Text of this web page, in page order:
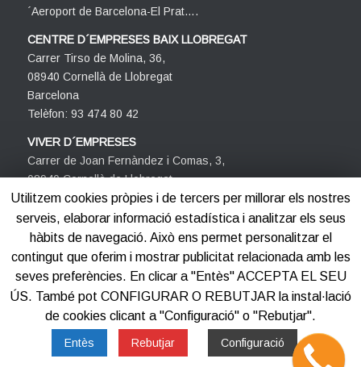
´Aeroport de Barcelona-El Prat….
CENTRE D´EMPRESES BAIX LLOBREGAT
Carrer Tirso de Molina, 36,
08940 Cornellà de Llobregat
Barcelona
Telèfon: 93 474 80 42
VIVER D´EMPRESES
Carrer de Joan Fernàndez i Comas, 3,
08940 Cornellà de Llobregat
Barcelona
Telèfon: 93 474 80 42
©2012-2025 Centre d'Empreses PROCORNELLÀ
Utilitzem cookies pròpies i de tercers per millorar els nostres
serveis, elaborar informació estadística i analitzar els seus
hàbits de navegació. Això ens permet personalitzar el
contingut que oferim i mostrar publicitat relacionada amb les
seves preferències. En clicar a "Entès" ACCEPTA EL SEU
ÚS. També pot CONFIGURAR O REBUTJAR la instal·lació
de cookies clicant a "Configuració" o "Rebutjar".
Entès Rebutjar Configuració